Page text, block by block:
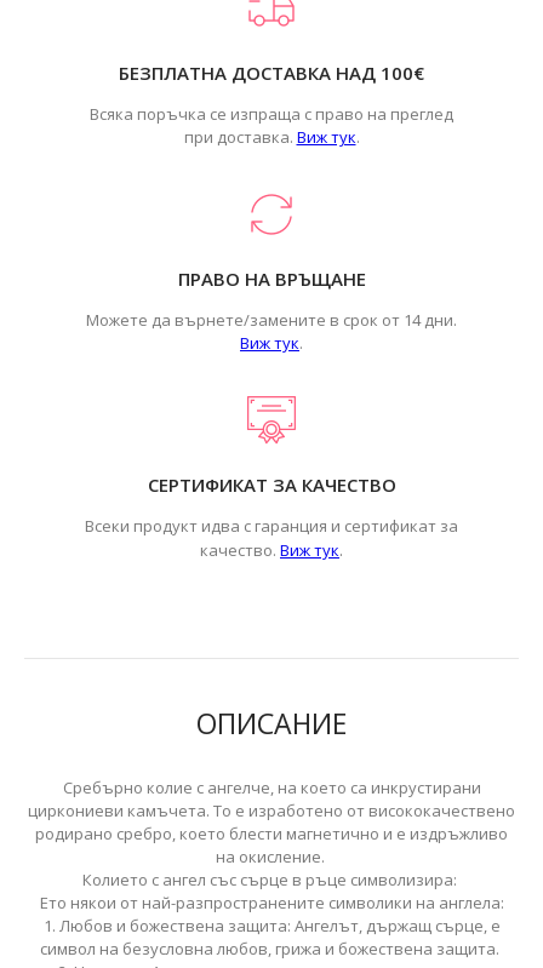
БЕЗПЛАТНА ДОСТАВКА НАД 100€
Всяка поръчка се изпраща с право на преглед
при доставка. Виж тук.
ПРАВО НА ВРЪЩАНЕ
Можете да върнете/замените в срок от 14 дни.
Виж тук.
СЕРТИФИКАТ ЗА КАЧЕСТВО
Всеки продукт идва с гаранция и сертификат за
качество. Виж тук.
ОПИСАНИЕ
Сребърнo колие с ангелче, на което са инкрустирани
циркониеви камъчета. То е изработено от висококачествено
родирано сребро, което блести магнетично и е издръжливо
на окисление.
Колието с ангел със сърце в ръце символизира:
Ето някои от най-разпространените символики на англела:
1. Любов и божествена защита: Ангелът, държащ сърце, е
символ на безусловна любов, грижа и божествена защита.